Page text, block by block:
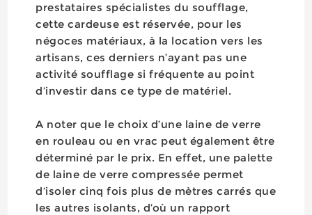
prestataires spécialistes du soufflage,
cette cardeuse est réservée, pour les
négoces matériaux, à la location vers les
artisans, ces derniers n’ayant pas une
activité soufflage si fréquente au point
d’investir dans ce type de matériel.
A noter que le choix d’une laine de verre
en rouleau ou en vrac peut également être
déterminé par le prix. En effet, une palette
de laine de verre compressée permet
d’isoler cinq fois plus de mètres carrés que
les autres isolants, d’où un rapport